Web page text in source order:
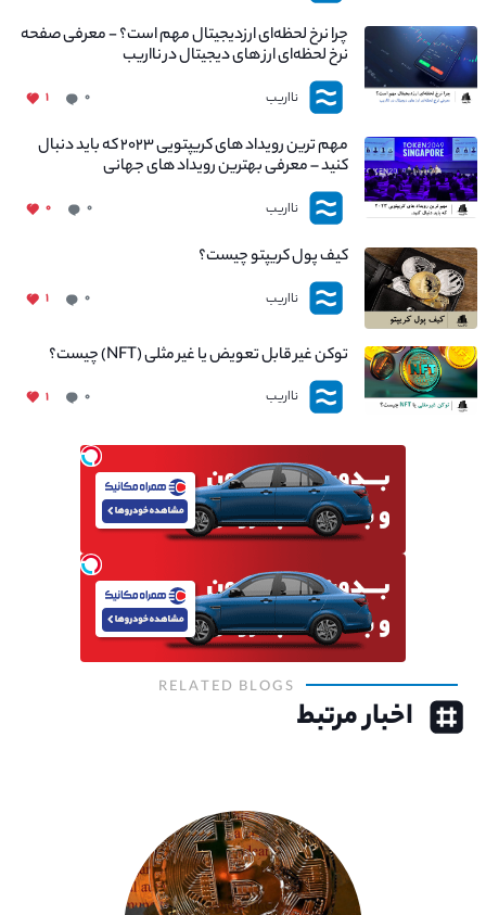
چرا نرخ لحظه‌ای ارزدیجیتال مهم است؟ - معرفی صفحه
نرخ لحظه‌ای ارز های دیجیتال در نااریب
نااریب ۰ ۱
مهم ترین رویداد های کریپتویی ۲۰۲۳ که باید دنبال
کنید – معرفی بهترین رویداد های جهانی
نااریب ۰ ۰
کیف پول کریپتو چیست؟
نااریب ۰ ۱
توکن غیر قابل تعویض یا غیر مثلی (NFT) چیست؟
نااریب ۰ ۱
RELATED BLOGS
اخبار مرتبط